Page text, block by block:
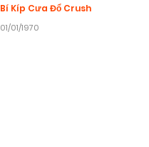
Bí Kíp Cưa Đổ Crush
01/01/1970